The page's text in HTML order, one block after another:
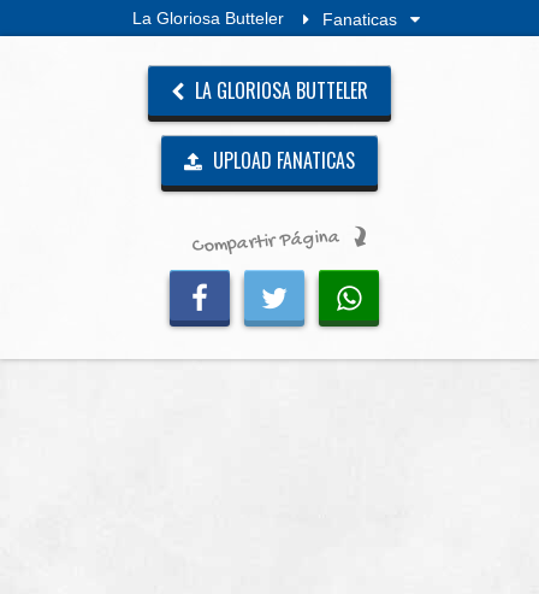
La Gloriosa Butteler
Fanaticas
LA GLORIOSA BUTTELER
UPLOAD FANATICAS
Compartir Página